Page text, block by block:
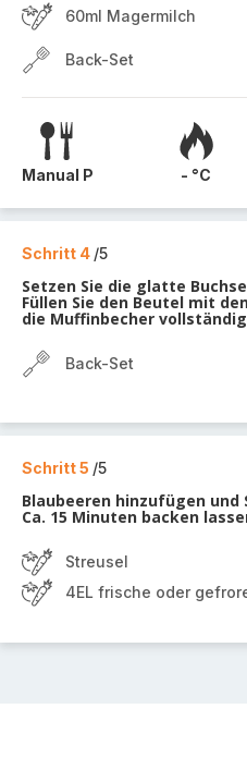
60ml Magermilch
Back-Set
Manual P - °C
Schritt 4 /5
Setzen Sie die glatte
Füllen Sie den Beutel mit
die Muffinbecher
Back-Set
Schritt 5 /5
Blaubeeren hinzufügen
Ca. 15 Minuten backen
Streusel
4EL frische oder